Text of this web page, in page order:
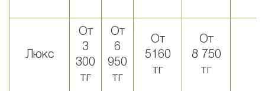
Люкс
От
3
300
тг
От
6
950
тг
От
5160
тг
От
8 750
тг